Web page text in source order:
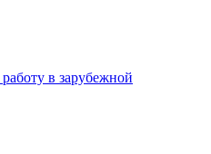
в зарубежной